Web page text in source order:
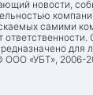
новости,
самими
для
ООО «УБТ», 2006-